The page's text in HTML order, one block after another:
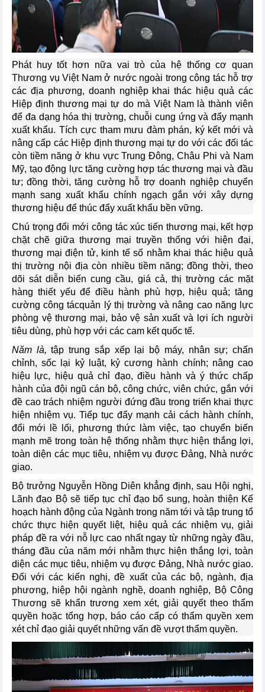
Phát huy tốt hơn nữa vai trò của hệ thống cơ quan
Thương vụ Việt Nam ở nước ngoài trong công tác hỗ trợ
các địa phương, doanh nghiệp khai thác hiệu quả các
Hiệp định thương mại tự do mà Việt Nam là thành viên
để đa dạng hóa thị trường, chuỗi cung ứng và đẩy mạnh
xuất khẩu. Tích cực tham mưu đàm phán, ký kết mới và
nâng cấp các Hiệp định thương mại tự do với các đối tác
còn tiềm năng ở khu vực Trung Đông, Châu Phi và Nam
Mỹ, tạo động lực tăng cường hợp tác thương mại và đầu
tư; đồng thời, tăng cường hỗ trợ doanh nghiệp chuyển
mạnh sang xuất khẩu chính ngạch gắn với xây dựng
thương hiệu để thúc đẩy xuất khẩu bền vững.
Chú trọng đổi mới công tác xúc tiến thương mại, kết hợp
chặt chẽ giữa thương mại truyền thống với hiện đại,
thương mại điện tử, kinh tế số nhằm khai thác hiệu quả
thị trường nội địa còn nhiều tiềm năng; đồng thời, theo
dõi sát diễn biến cung cầu, giá cả, thị trường các mặt
hàng thiết yếu để điều hành phù hợp, hiệu quả; tăng
cường công tácquản lý thị trường và nâng cao năng lực
phòng vệ thương mại, bảo vệ sản xuất và lợi ích người
tiêu dùng, phù hợp với các cam kết quốc tế.
Năm là, tập trung sắp xếp lại bộ máy, nhân sự; chấn
chỉnh, sốc lại kỷ luật, kỷ cương hành chính; nâng cao
hiệu lực, hiệu quả chỉ đạo, điều hành và ý thức chấp
hành của đội ngũ cán bộ, công chức, viên chức, gắn với
đề cao trách nhiệm người đứng đầu trong triển khai thực
hiện nhiệm vụ. Tiếp tục đẩy mạnh cải cách hành chính,
đổi mới lề lối, phương thức làm việc, tạo chuyển biến
mạnh mẽ trong toàn hệ thống nhằm thực hiện thắng lợi,
toàn diện các mục tiêu, nhiệm vụ được Đảng, Nhà nước
giao.
Bộ trưởng Nguyễn Hồng Diên khẳng định, sau Hội nghị,
Lãnh đạo Bộ sẽ tiếp tục chỉ đạo bổ sung, hoàn thiện Kế
hoạch hành động của Ngành trong năm tới và tập trung tổ
chức thực hiện quyết liệt, hiệu quả các nhiệm vụ, giải
pháp đề ra với nỗ lực cao nhất ngay từ những ngày đầu,
tháng đầu của năm mới nhằm thực hiện thắng lợi, toàn
diện các mục tiêu, nhiệm vụ được Đảng, Nhà nước giao.
Đối với các kiến nghị, đề xuất của các bộ, ngành, địa
phương, hiệp hội ngành nghề, doanh nghiệp, Bộ Công
Thương sẽ khẩn trương xem xét, giải quyết theo thẩm
quyền hoặc tổng hợp, báo cáo cấp có thẩm quyền xem
xét chỉ đạo giải quyết những vấn đề vượt thẩm quyền.